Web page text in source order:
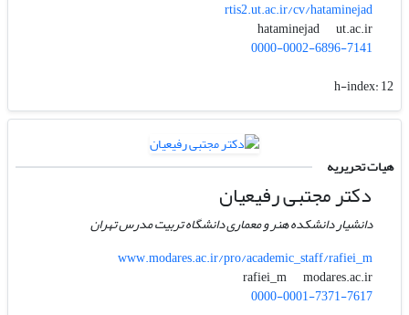
rtis2.ut.ac.ir/cv/hataminejad
hataminejad
ut.ac.ir
0000-0002-6896-7141
h-index:12
هیات تحریریه
دکتر مجتبی رفیعیان
دانشیار دانشکده هنر و معماری دانشگاه تربیت مدرس تهران
www.modares.ac.ir/pro/academic_staff/rafiei_m
rafiei_m
modares.ac.ir
0000-0001-7371-7617